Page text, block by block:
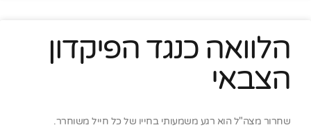
הלוואה כנגד הפיקדון
הצבאי
שחרור מצה"ל הוא רגע משמעותי בחייו של כל חייל משוחרר.